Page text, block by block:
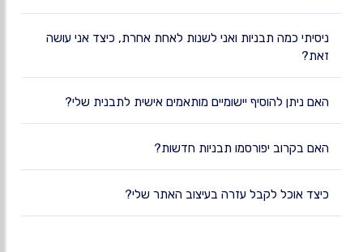
ניסיתי כמה תבניות ואני לשנות לאחת אחרת, כיצד אני עושה
זאת?
האם ניתן להוסיף יישומיים מותאמים אישית לתבנית שלי?
האם בקרוב יפורסמו תבניות חדשות?
כיצד אוכל לקבל עזרה בעיצוב האתר שלי?